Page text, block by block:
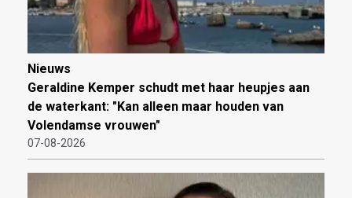
Nieuws
Geraldine Kemper schudt met haar heupjes aan
de waterkant: "Kan alleen maar houden van
Volendamse vrouwen"
07-08-2026